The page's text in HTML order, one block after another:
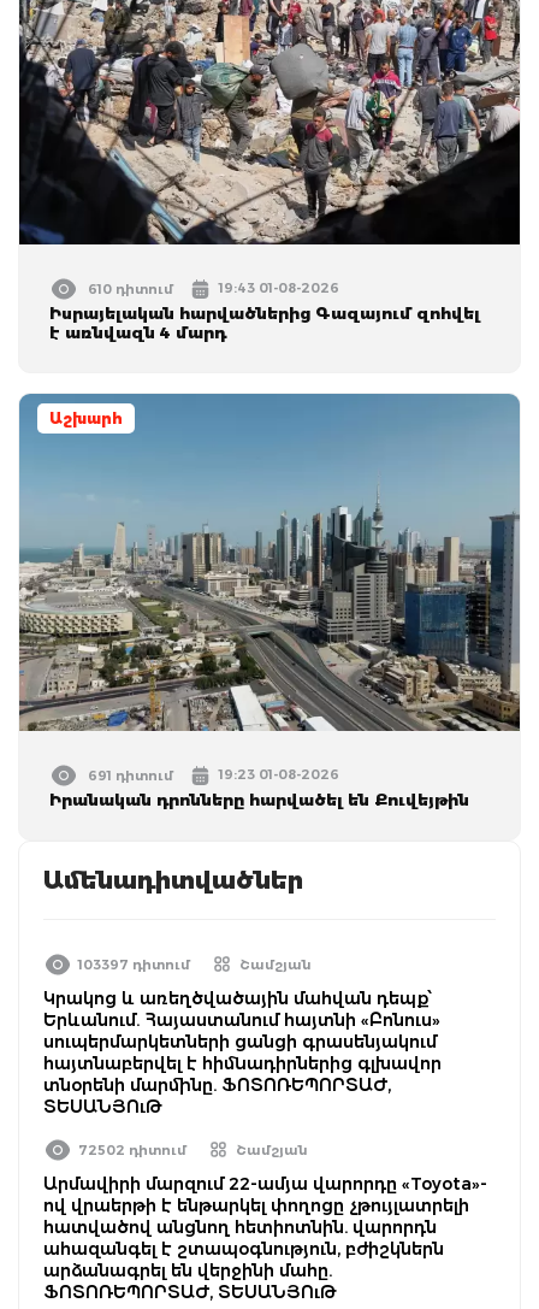
610 դիտում 19:43 01-08-2026
Իսրայելական հարվածներից Գազայում զոհվել
է առնվազն 4 մարդ
Աշխարհ
691 դիտում 19:23 01-08-2026
Իրանական դրոնները հարվածել են Քուվեյթին
Ամենադիտվածներ
103397 դիտում Շամշյան
Կրակոց և առեղծվածային մահվան դեպք՝
Երևանում. Հայաստանում հայտնի «Բոնուս»
սուպերմարկետների ցանցի գրասենյակում
հայտնաբերվել է հիմնադիրներից գլխավոր
տնօրենի մարմինը. ՖՈՏՈՌԵՊՈՐՏԱԺ,
ՏԵՍԱՆՅՈւԹ
72502 դիտում Շամշյան
Արմավիրի մարզում 22-ամյա վարորդը «Toyota»-
ով վրաերթի է ենթարկել փողոցը չթույլատրելի
հատվածով անցնող հետիոտնին. վարորդն
ահազանգել է շտապօգնություն, բժիշկներն
արձանագրել են վերջինի մահը.
ՖՈՏՈՌԵՊՈՐՏԱԺ, ՏԵՍԱՆՅՈւԹ